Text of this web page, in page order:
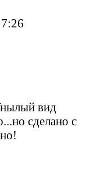
вид
сделано с